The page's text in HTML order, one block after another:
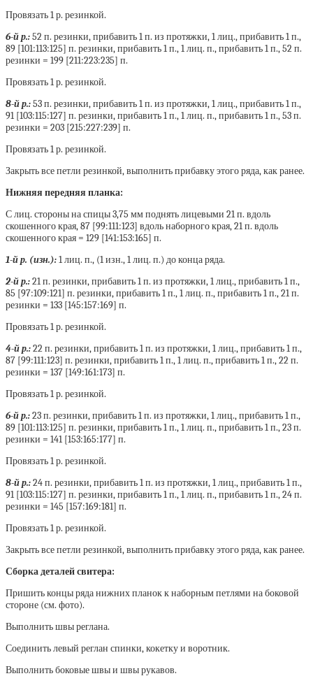
Провязать 1 р. резинкой.
6-й р.:52 п. резинки, прибавить 1 п. из протяжки, 1 лиц., прибавить 1 п.,
89 [101:113:125] п. резинки, прибавить 1 п., 1 лиц. п., прибавить 1 п., 52 п.
резинки = 199 [211:223:235] п.
Провязать 1 р. резинкой.
8-й р.:53 п. резинки, прибавить 1 п. из протяжки, 1 лиц., прибавить 1 п.,
91 [103:115:127] п. резинки, прибавить 1 п., 1 лиц. п., прибавить 1 п., 53 п.
резинки = 203 [215:227:239] п.
Провязать 1 р. резинкой.
Закрыть все петли резинкой, выполнить прибавку этого ряда, как ранее.
Нижняя передняя планка:
С лиц. стороны на спицы 3,75 мм поднять лицевыми 21 п. вдоль
скошенного края, 87 [99:111:123] вдоль наборного края, 21 п. вдоль
скошенного края = 129 [141:153:165] п.
1-й р. (изн.):1 лиц. п., (1 изн., 1 лиц. п.) до конца ряда.
2-й р.:21 п. резинки, прибавить 1 п. из протяжки, 1 лиц., прибавить 1 п.,
85 [97:109:121] п. резинки, прибавить 1 п., 1 лиц. п., прибавить 1 п., 21 п.
резинки = 133 [145:157:169] п.
Провязать 1 р. резинкой.
4-й р.:22 п. резинки, прибавить 1 п. из протяжки, 1 лиц., прибавить 1 п.,
87 [99:111:123] п. резинки, прибавить 1 п., 1 лиц. п., прибавить 1 п., 22 п.
резинки = 137 [149:161:173] п.
Провязать 1 р. резинкой.
6-й р.:23 п. резинки, прибавить 1 п. из протяжки, 1 лиц., прибавить 1 п.,
89 [101:113:125] п. резинки, прибавить 1 п., 1 лиц. п., прибавить 1 п., 23 п.
резинки = 141 [153:165:177] п.
Провязать 1 р. резинкой.
8-й р.:24 п. резинки, прибавить 1 п. из протяжки, 1 лиц., прибавить 1 п.,
91 [103:115:127] п. резинки, прибавить 1 п., 1 лиц. п., прибавить 1 п., 24 п.
резинки = 145 [157:169:181] п.
Провязать 1 р. резинкой.
Закрыть все петли резинкой, выполнить прибавку этого ряда, как ранее.
Сборка деталей свитера:
Пришить концы ряда нижних планок к наборным петлями на боковой
стороне (см. фото).
Выполнить швы реглана.
Соединить левый реглан спинки, кокетку и воротник.
Выполнить боковые швы и швы рукавов.